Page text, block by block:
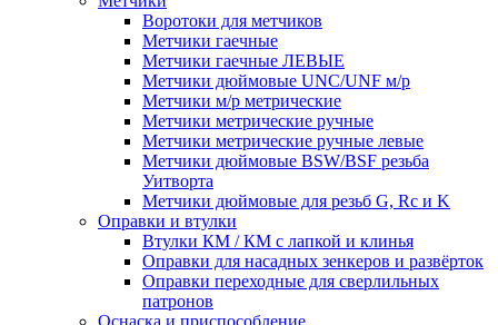
Воротоки для метчиков
Метчики гаечные
Метчики гаечные ЛЕВЫЕ
Метчики дюймовые UNC/UNF м/р
Метчики м/р метрические
Метчики метрические ручные
Метчики метрические ручные левые
Метчики дюймовые BSW/BSF резьба
Уитворта
Метчики дюймовые для резьб G, Rc и K
Оправки и втулки
Втулки КМ / КМ с лапкой и клинья
Оправки для насадных зенкеров и развёрток
Оправки переходные для сверлильных
патронов
Оснаска и приспособление